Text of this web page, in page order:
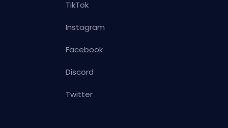
TikTok
Instagram
Facebook
Discord
Twitter